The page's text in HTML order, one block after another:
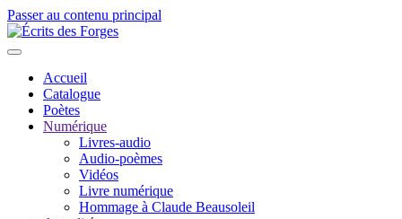
Passer au contenu principal
Accueil
Catalogue
Poètes
Numérique
Livres-audio
Audio-poèmes
Vidéos
Livre numérique
Hommage à Claude Beausoleil